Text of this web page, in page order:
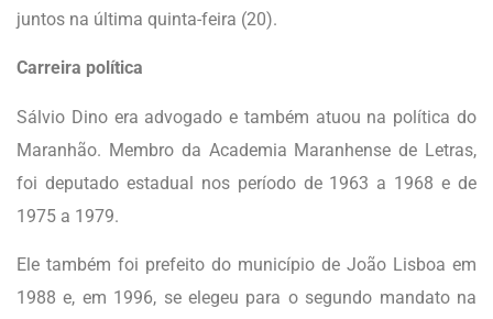
juntos na última quinta-feira (20).
Carreira política
Sálvio Dino era advogado e também atuou na política do
Maranhão. Membro da Academia Maranhense de Letras,
foi deputado estadual nos período de 1963 a 1968 e de
1975 a 1979.
Ele também foi prefeito do município de João Lisboa em
1988 e, em 1996, se elegeu para o segundo mandato na